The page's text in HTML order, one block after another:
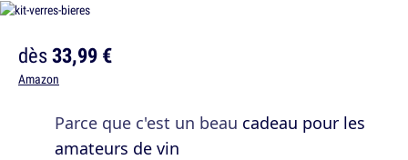
dès33,99 €
Amazon
Parce que c'est un beau cadeau pour les
amateurs de vin